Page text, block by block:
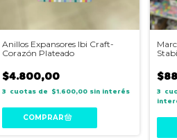
Anillos Expansores Ibi Craft-
Corazón Plateado
$4.800,00
3 $1.600,00 sin interés 3